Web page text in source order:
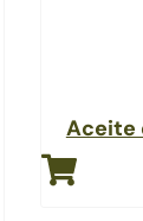
Aceite